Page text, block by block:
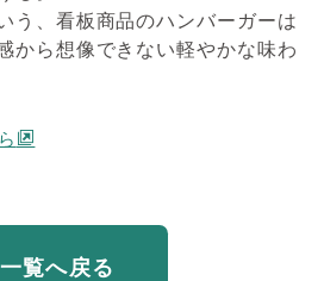
う、看板商品のハンバーガーは
から想像できない軽やかな味わ
一覧へ戻る